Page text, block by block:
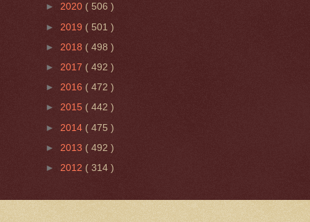
► 2020 ( 506 )
► 2019 ( 501 )
► 2018 ( 498 )
► 2017 ( 492 )
► 2016 ( 472 )
► 2015 ( 442 )
► 2014 ( 475 )
► 2013 ( 492 )
► 2012 ( 314 )